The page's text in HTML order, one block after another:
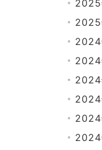
2025
2025
2024
2024
2024
2024
2024
2024